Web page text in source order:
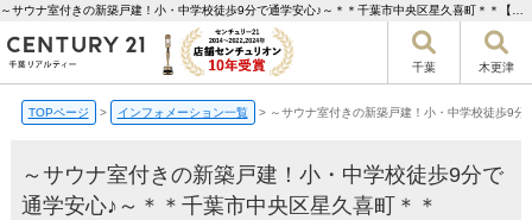
千葉 木更津
TOPページ > インフォメーション一覧 > ～サウナ室付きの新築戸建！小・中学校徒歩9
～サウナ室付きの新築戸建！小・中学校徒歩9分で
通学安心♪～＊＊千葉市中央区星久喜町＊＊